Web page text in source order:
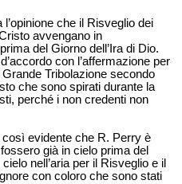
che il Risveglio dei
avvengano in
del Giorno dell’Ira di Dio.
con l’affermazione per
Tribolazione secondo
che sono spirati durante la
perché i non credenti non
evidente che R. Perry è
già in cielo prima del
nell’aria per il Risveglio e il
con coloro che sono stati